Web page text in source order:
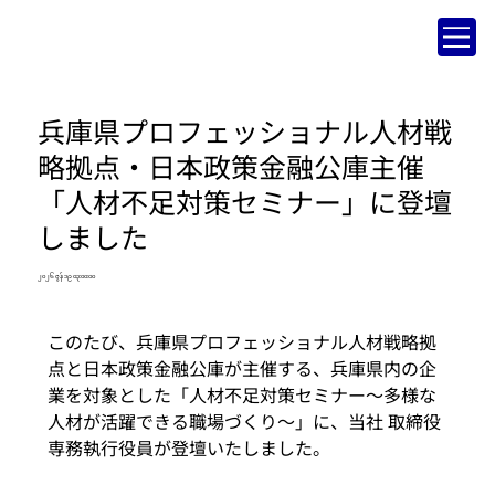
兵庫県プロフェッショナル人材戦
略拠点・日本政策金融公庫主催
「人材不足対策セミナー」に登壇
しました
၂၀၂၆ ဇွန် ၁၉ ၀၃:၀၀:၀၀
このたび、兵庫県プロフェッショナル人材戦略拠
点と日本政策金融公庫が主催する、兵庫県内の企
業を対象とした「人材不足対策セミナー～多様な
人材が活躍できる職場づくり～」に、当社 取締役
専務執行役員が登壇いたしました。